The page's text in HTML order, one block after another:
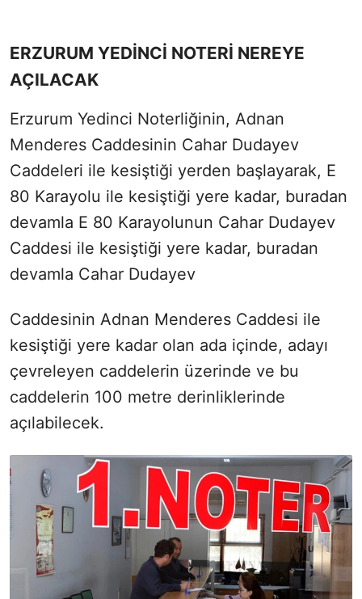
ERZURUM YEDİNCİ NOTERİ NEREYE
AÇILACAK
Erzurum Yedinci Noterliğinin, Adnan
Menderes Caddesinin Cahar Dudayev
Caddeleri ile kesiştiği yerden başlayarak, E
80 Karayolu ile kesiştiği yere kadar, buradan
devamla E 80 Karayolunun Cahar Dudayev
Caddesi ile kesiştiği yere kadar, buradan
devamla Cahar Dudayev
Caddesinin Adnan Menderes Caddesi ile
kesiştiği yere kadar olan ada içinde, adayı
çevreleyen caddelerin üzerinde ve bu
caddelerin 100 metre derinliklerinde
açılabilecek.